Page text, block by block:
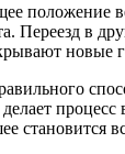
Переезд в
новые
становится